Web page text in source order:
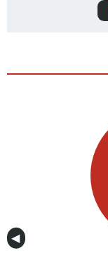
Anterior
◀︎